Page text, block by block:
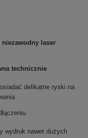
laser
technicznie
delikatne ryski na
wydruk nawet dużych